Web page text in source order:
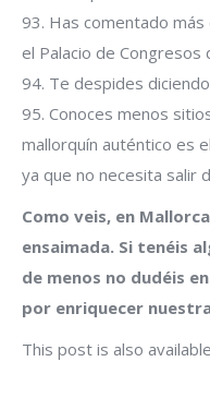
93. Has comentado
el Palacio de Congresos
94. Te despides
95. Conoces menos
mallorquín auténtico es
ya que no necesita salir
Como veis, en
ensaimada. Si tenéis
de menos no dudéis
por enriquecer
This post is also